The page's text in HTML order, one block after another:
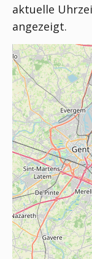
aktuelle
angezeigt.